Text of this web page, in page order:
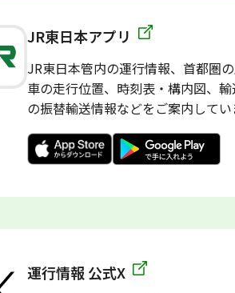
JR東日本アプリ
JR東日本管内の運行情報、首都圏
車の走行位置、時刻表・構内図、
の振替輸送情報などをご案内してい
運行情報 公式X